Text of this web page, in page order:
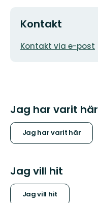
Kontakt
E-
Kontakt via e-post
Jag har varit här
Jag har varit här
Jag vill hit
Jag vill hit